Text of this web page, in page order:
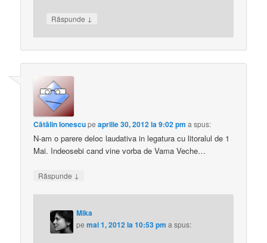
Răspunde ↓
Cãtãlin Ionescupeaprilie 30, 2012 la 9:02 pm a spus:
N-am o parere deloc laudativa in legatura cu litoralul de 1
Mai. Indeosebi cand vine vorba de Vama Veche…
Răspunde ↓
Mika
pemai 1, 2012 la 10:53 pm a spus: